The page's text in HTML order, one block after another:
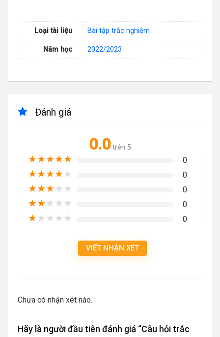
Loại tài liệu Bài tập trắc nghiệm
Năm học 2022/2023
Đánh giá
0.0 trên 5
★★★★★ 0
★★★★★ 0
★★★★★ 0
★★★★★ 0
★★★★★ 0
VIẾT NHẬN XÉT
Chưa có nhận xét nào.
Hãy là người đầu tiên đánh giá “Câu hỏi trắc